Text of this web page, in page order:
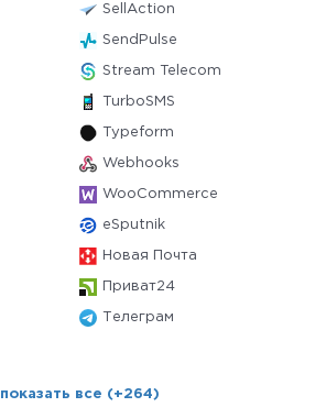
SellAction
SendPulse
Stream Telecom
TurboSMS
Typeform
Webhooks
WooCommerce
eSputnik
Новая Почта
Приват24
Телеграм
показать все (+264)